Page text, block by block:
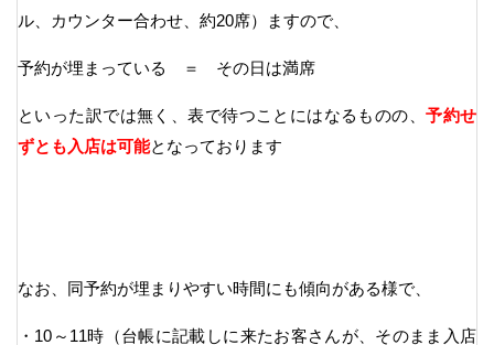
ル、カウンター合わせ、約20席）ますので、
予約が埋まっている ＝ その日は満席
といった訳では無く、表で待つことにはなるものの、予約せ
ずとも入店は可能となっております
なお、同予約が埋まりやすい時間にも傾向がある様で、
・10～11時（台帳に記載しに来たお客さんが、そのまま入店